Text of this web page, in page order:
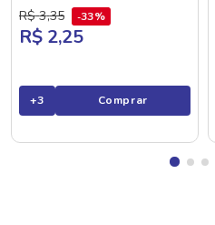
Framboesa e Amora 85g
R$ 3,35 33%
R$ 2,25
+3 Comprar